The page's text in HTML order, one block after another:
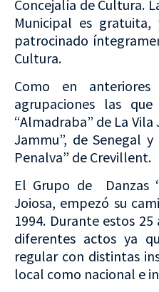
Concejalía de Cultura.
Municipal es
patrocinado
Cultura.
Como en anteriores
agrupaciones las
“Almadraba” de La
Jammu”, de Senegal
Penalva” de Crevillent.
El Grupo de Danzas
Joiosa, empezó su
1994. Durante estos
diferentes actos ya
regular con distintas
local como nacional e